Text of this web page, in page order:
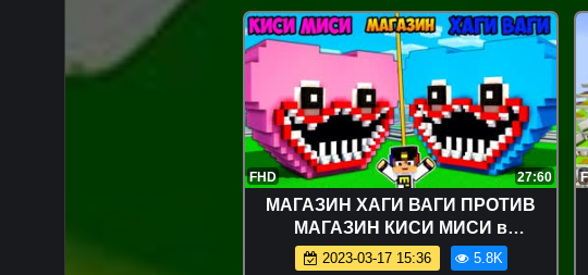
FHD 27:60
МАГАЗИН ХАГИ ВАГИ ПРОТИВ
МАГАЗИН КИСИ МИСИ в
МАЙНКРАФТ ДЕВУШКА НУБ И ПРО
2023-03-17 15:36 5.8K